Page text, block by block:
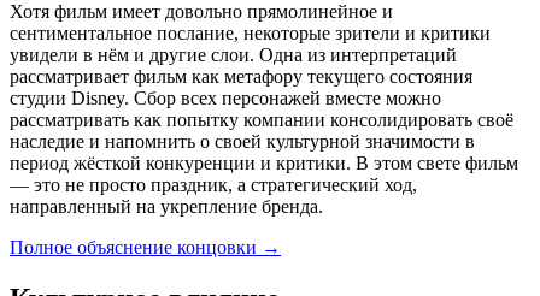
Хотя фильм имеет довольно прямолинейное и
сентиментальное послание, некоторые зрители и критики
увидели в нём и другие слои. Одна из интерпретаций
рассматривает фильм как метафору текущего состояния
студии Disney. Сбор всех персонажей вместе можно
рассматривать как попытку компании консолидировать своё
наследие и напомнить о своей культурной значимости в
период жёсткой конкуренции и критики. В этом свете фильм
— это не просто праздник, а стратегический ход,
направленный на укрепление бренда.
Полное объяснение концовки →